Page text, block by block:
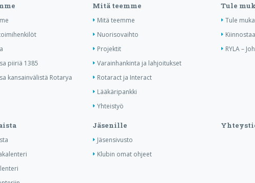
piiriä 1385
kansainvälistä Rotarya
Mitä teemme
Mitä teemme
Nuorisovaihto
Projektit
Varainhankinta ja lahjoitukset
Rotaract ja Interact
Lääkäripankki
Yhteistyö
Tule
Tule
RYLA –
Jäsenille
Jäsensivusto
Klubin omat ohjeet